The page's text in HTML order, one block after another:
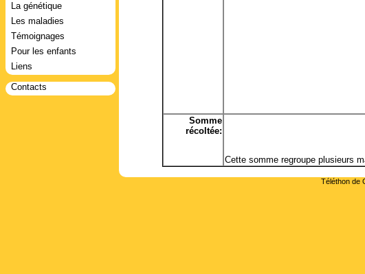
La génétique
Les maladies
Témoignages
Pour les enfants
Liens
Contacts
Somme
récoltée:
Cette somme regroupe plusieurs
Téléthon de